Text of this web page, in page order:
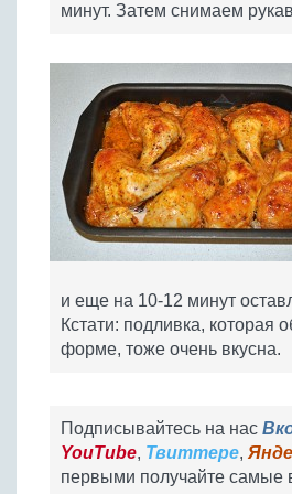
минут. Затем снимаем
и еще на 10-12 минут
Кстати: подливка, которая
форме, тоже очень вкусна.
Подписывайтесь на нас
YouTube, Твиттере,
первыми получайте самые